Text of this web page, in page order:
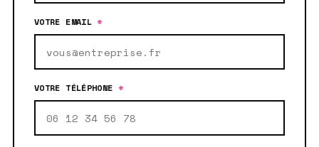
VOTRE EMAIL *
VOTRE TÉLÉPHONE *